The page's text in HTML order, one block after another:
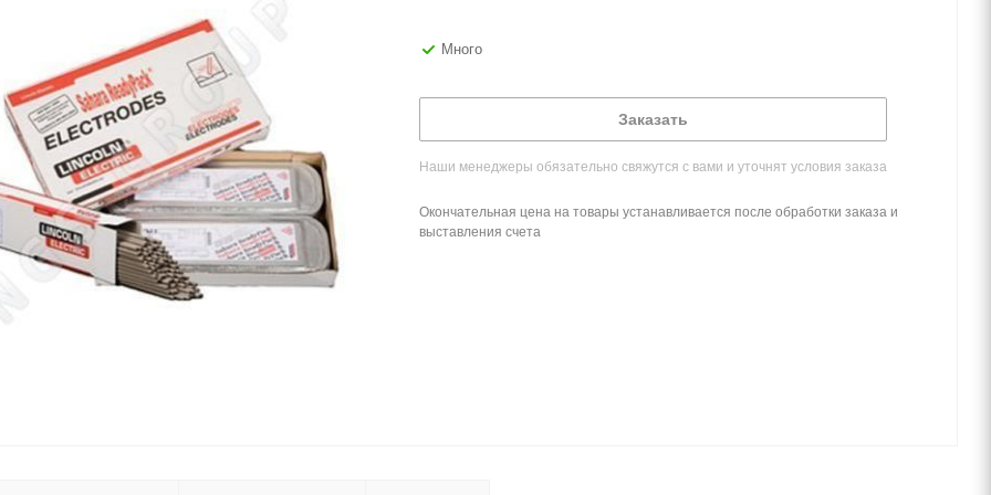
Много
Заказать
Наши менеджеры обязательно свяжутся с вами и уточнят условия заказа
Окончательная цена на товары устанавливается после обработки заказа и
выставления счета